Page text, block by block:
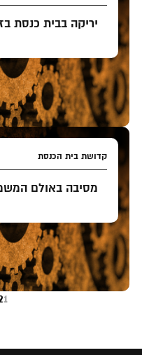
יריקה בבית כנסת
קדושת בית הכנסת
מסיבה באולם
1